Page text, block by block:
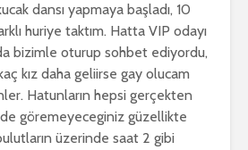
dansı yapmaya başladı, 10
huriye taktım. Hatta VIP odayı
bizimle oturup sohbet ediyordu,
kız daha geliirse gay olucam
Hatunların hepsi gerçekten
göremeyeceginiz güzellikte
üzerinde saat 2 gibi